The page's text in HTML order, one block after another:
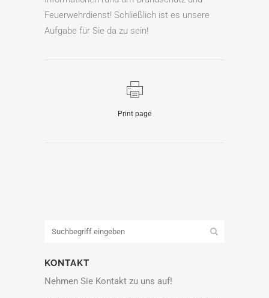
Feuerwehrdienst! Schließlich ist es unsere
Aufgabe für Sie da zu sein!
Print page
KONTAKT
Nehmen Sie Kontakt zu uns auf!